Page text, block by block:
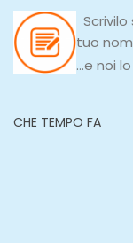
Scrivilo
tuo
...e noi
CHE TEMPO FA